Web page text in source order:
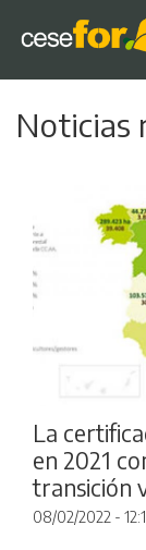
Noticias
La
en 2021
transición
08/02/2022 -